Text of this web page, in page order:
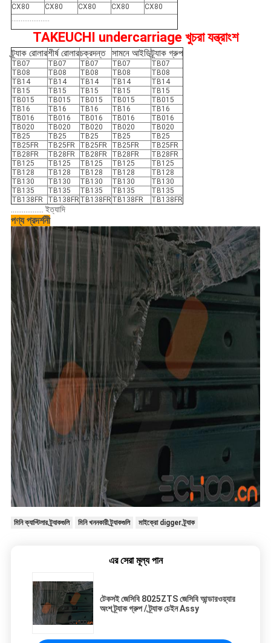
CX80
CX80 CX80 CX80
CX80
.....................
TAKEUCHI undercarriage খুচরা যন্ত্রাংশ
ট্র্যাক রোলারশীর্ষ রোলারচক্রদন্ত সামনে আইডিট্র্যাক গ্রুপ
TB07 TB07 TB07 TB07
TB07
TB08
TB08 TB08 TB08
TB08
TB14
TB14 TB14 TB14
TB14
TB15
TB15 TB15 TB15
TB15
TB015
TB015 TB015 TB015
TB015
TB16
TB16 TB16 TB16
TB16
TB016
TB016 TB016 TB016
TB016
TB020
TB020 TB020 TB020
TB020
TB25
TB25 TB25 TB25
TB25
TB25FR
TB25FR TB25FR TB25FR
TB25FR
TB28FR
TB28FR TB28FR TB28FR
TB28FR
TB125
TB125 TB125 TB125
TB125
TB128
TB128 TB128 TB128
TB128
TB130
TB130 TB130 TB130
TB130
TB135
TB135 TB135 TB135
TB135
TB138FR
TB138FR TB138FR TB138FR TB138FR
.................. ইত্যাদি
পণ্য প্রদর্শনী
মিনি ক্যাপ্টিলার ট্র্যাকগুলি মিনি খননকারী ট্র্যাকগুলি মাইক্রো digger ট্র্যাক
এর সেরা মূল্য পান
টেকসই জেসিবি 8025ZTS জেসিবি আন্ডারওয়্যার
অংশ ট্র্যাক গ্রুপ / ট্র্যাক চেইন Assy